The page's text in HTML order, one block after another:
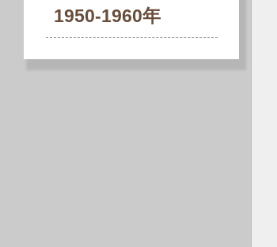
1950-1960年